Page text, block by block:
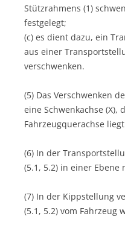
Stützrahmens (1)
festgelegt;
(c) es dient dazu, ein
aus einer
verschwenken.
(5) Das Verschwenken
eine Schwenkachse (X),
Fahrzeugquerachse
(6) In der
(5.1, 5.2) in einer Ebene
(7) In der Kippstellung
(5.1, 5.2) vom Fahrzeug